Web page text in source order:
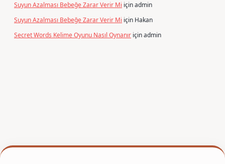
Suyun Azalması Bebeğe Zarar Verir Mi içinadmin
Suyun Azalması Bebeğe Zarar Verir Mi için Hakan
Secret Words Kelime Oyunu Nasıl Oynanır içinadmin